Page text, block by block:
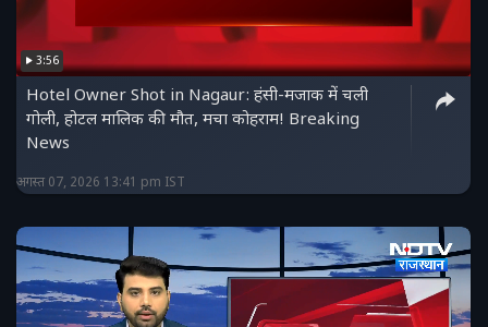
3:56
Hotel Owner Shot in Nagaur: हंसी-मजाक में चली
गोली, होटल मालिक की मौत, मचा कोहराम! Breaking
News
अगस्त 07, 2026 13:41 pm IST